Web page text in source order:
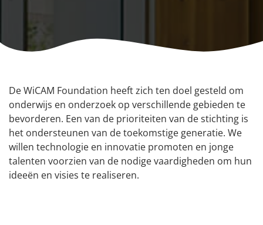
De WiCAM Foundation heeft zich ten doel gesteld om
onderwijs en onderzoek op verschillende gebieden te
bevorderen. Een van de prioriteiten van de stichting is
het ondersteunen van de toekomstige generatie. We
willen technologie en innovatie promoten en jonge
talenten voorzien van de nodige vaardigheden om hun
ideeën en visies te realiseren.